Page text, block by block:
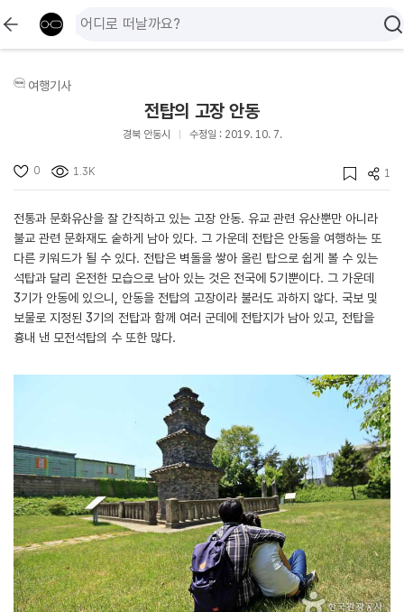
여행기사
전탑의 고장 안동
경북 안동시 수정일 : 2019. 10. 7.
0 1.3K 1
전통과 문화유산을 잘 간직하고 있는 고장 안동. 유교 관련 유산뿐만 아니라
불교 관련 문화재도 숱하게 남아 있다. 그 가운데 전탑은 안동을 여행하는 또
다른 키워드가 될 수 있다. 전탑은 벽돌을 쌓아 올린 탑으로 쉽게 볼 수 있는
석탑과 달리 온전한 모습으로 남아 있는 것은 전국에 5기뿐이다. 그 가운데
3기가 안동에 있으니, 안동을 전탑의 고장이라 불러도 과하지 않다. 국보 및
보물로 지정된 3기의 전탑과 함께 여러 군데에 전탑지가 남아 있고, 전탑을
흉내 낸 모전석탑의 수 또한 많다.